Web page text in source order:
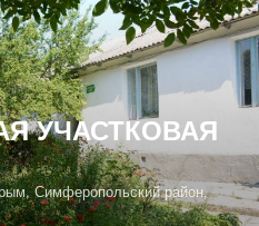
УЧАСТКОВАЯ
Симферопольский район,